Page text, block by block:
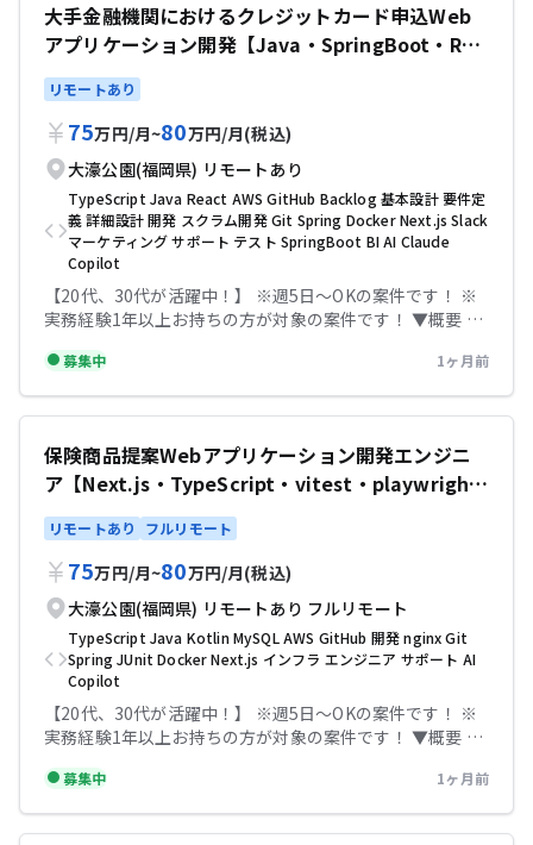
れから取り組んでいきます。 対応工程：基本設計、詳細設
計、製造、テスト、リリース ユーザー部門との仕様調整
開発手法：アジャイル・スクラム開発（2週間スプリン
ト） ■ 利用技術 バックエンド - Kotlin - Spring Boot -
MySQL - Docker - Open API - Gradle フロントエンド -
Typescript - React(react router) - vite - Chart.js -
Express - Storybook - Playwright ▼条件等 出社：以下い
ずれか ・週3〜5日出社 ・フルリモート ※出社可能を優先
場所：大濠公園駅 精算幅：140h~180h 勤務時間：8:45〜
17:45 服装：私服 【必須スキル】 ・バックエンドの開発経
験3年以上 ・JavaまたはKotlinの経験 ・Spring Bootの利
用経験 ・基本設計から一人称で対応可能 【尚可スキル】
・アジャイル/Scrum開発の経験 ・Vue.js or React or
AngularなどのJSフレームワークの利用経験 ・AI駆動開発
験） ※AI駆動開発の経験があれば、必須スキルの言語経験
ポートで安心して参画していただけます！
大手金融機関におけるクレジットカード申込Web
アプリケーション開発【Java・SpringBoot・Rea
ct/リモートあり】
リモートあり
75万円/月~80万円/月(税込)
大濠公園(福岡県) リモートあり
TypeScript Java React AWS GitHub Backlog基本設計要件定
義詳細設計開発 スクラム開発Git Spring DockerNext.js Slack
マーケティングサポート テスト SpringBoot BIAI Claude
Copilot
【20代、30代が活躍中！】 ※週5日〜OKの案件です！ ※
実務経験1年以上お持ちの方が対象の案件です！ ▼概要 ク
関におけるクレジットカードの申込システムの開発に従事
いただきます。 対応工程：基本設計、詳細設計、製造、テ
スト、リリース ユーザー部門との仕様調整や、慣れてきた
ャイル・スクラム開発（2週間スプリント） ■ 利用技術 フ
レームワーク・言語 ・React (+Next.jsなら尚可 ・
・slack ・Backlog 環境 ・AWS ・ECS ・RDS ▼条件等 出
社：週1出社 ※慣れてきたらフルリモートも検討可能 場
所：大濠公園駅 精算幅：140h~180h 勤務時間：8:45〜
17:45 服装：ビジネスカジュアル 【必須スキル】 ・
Springbootによる開発経験（3年以上あると望ましい）
・Reactによる開発経験（3年以上あると望ましい） 【尚
可スキル】 ・AI駆動開発（Github Copilot、Claude
Code、Codexなど）の経験 ※AI駆動開発の経験があれ
ば、必須スキルの言語経験がなくても検討可能 ・GA/GTM
やBIツールなど利用した分析 / マーケティング業務経験 テ
ックビズなら記帳代行無料！充実のサポートで安心して参
画していただけます！
募集中 1ヶ月前
保険商品提案Webアプリケーション開発エンジニ
ア【Next.js・TypeScript・vitest・playwrigh
t・nginx・Java・Spring Boot・MySQL・Gradl
e・Open API・JUnit/リモートあり】
リモートあり フルリモート
75万円/月~80万円/月(税込)
大濠公園(福岡県) リモートあり フルリモート
TypeScript Java KotlinMySQLAWS GitHub 開発nginxGit
SpringJUnit Docker Next.js インフラ エンジニア サポート AI
Copilot
【20代、30代が活躍中！】 ※週5日〜OKの案件です！ ※
実務経験1年以上お持ちの方が対象の案件です！ ▼概要 保
機関の行員が、顧客との商談時に利用する「保険商品提案
Webアプリケーション」の開発案件です。 効率化の取り組
み：AIツールを活用した品質向上・開発効率化の推進（AI
募集中 1ヶ月前